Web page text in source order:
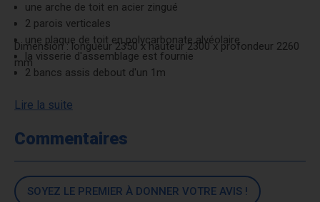
une arche de toit en acier zingué
2 parois verticales
une plaque de toit en polycarbonate alvéolaire
la visserie d'assemblage est fournie
2 bancs assis debout d'un 1m
Dimension : longueur 2350 x hauteur 2300 x profondeur 2260
mm
Lire la suite
Commentaires
SOYEZ LE PREMIER À DONNER VOTRE AVIS !